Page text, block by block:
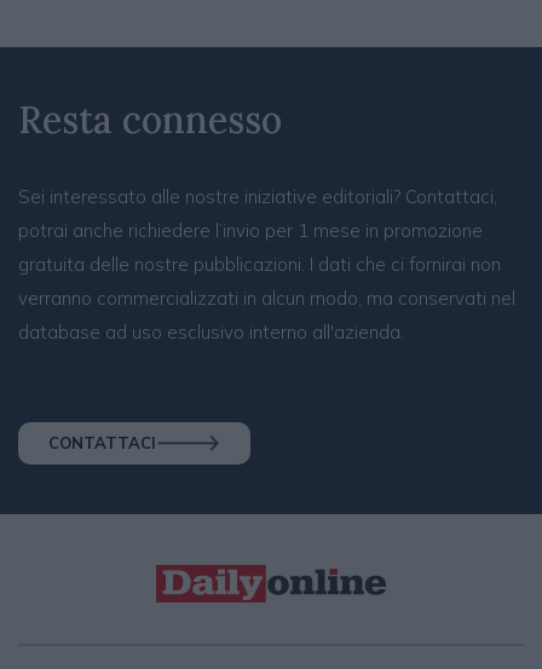
Resta connesso
Sei interessato alle nostre iniziative editoriali? Contattaci,
potrai anche richiedere l’invio per 1 mese in promozione
gratuita delle nostre pubblicazioni. I dati che ci fornirai non
verranno commercializzati in alcun modo, ma conservati nel
database ad uso esclusivo interno all'azienda.
CONTATTACI